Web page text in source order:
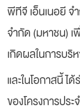
พีทีจี เอ็นเนอยี จ
จำกัด (มหาชน) เ
เกิดผลในการบริ
และในโอกาสนี้
ของโครงการปร